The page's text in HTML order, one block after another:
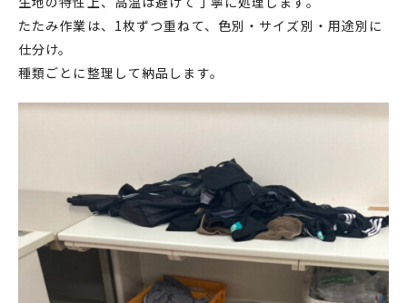
たたみ作業は、 1枚ずつ重ねて、色別・サイズ別・用途別に
仕分け。
種類ごとに整理して納品します。